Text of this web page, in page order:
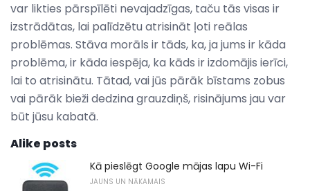
var likties pārspīlēti nevajadzīgas, taču tās visas ir
izstrādātas, lai palīdzētu atrisināt ļoti reālas
problēmas. Stāva morāls ir tāds, ka, ja jums ir kāda
problēma, ir kāda iespēja, ka kāds ir izdomājis ierīci,
lai to atrisinātu. Tātad, vai jūs pārāk bīstams zobus
vai pārāk bieži dedzina grauzdiņš, risinājums jau var
būt jūsu kabatā.
Alike posts
Kā pieslēgt Google mājas lapu Wi-Fi
JAUNS UN NĀKAMAIS